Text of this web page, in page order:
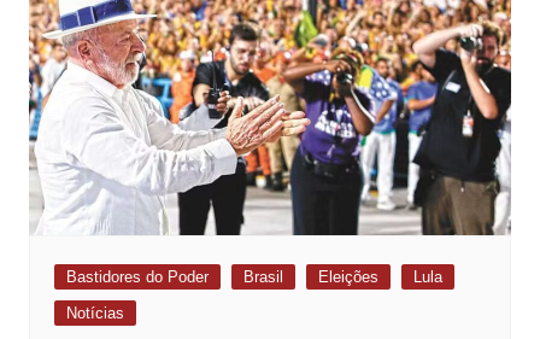
Bastidores do Poder Brasil Eleições
Lula
Notícias